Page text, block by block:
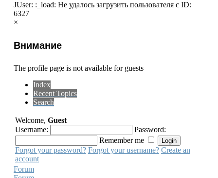
JUser: :_load: Не удалось загрузить пользователя с ID:
6327
×
Внимание
The profile page is not available for guests
Index
Recent Topics
Search
Welcome, Guest
Username:
Password:
Remember me
Forgot your password? Forgot your username? Create an
account
Forum